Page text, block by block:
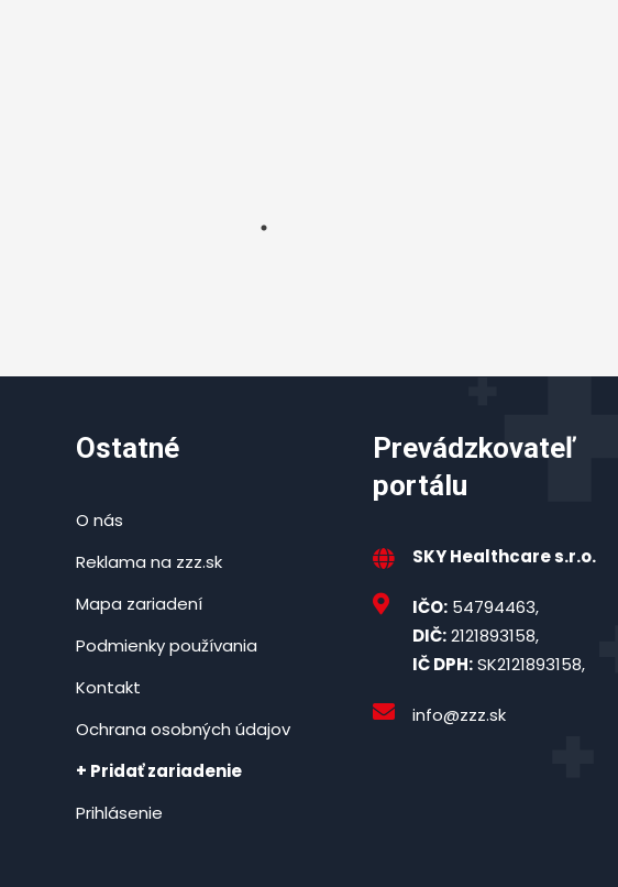
Ostatné
O nás
Reklama na zzz.sk
Mapa zariadení
Podmienky používania
Kontakt
Ochrana osobných údajov
+ Pridať zariadenie
Prihlásenie
Prevádzkovateľ
portálu
SKY Healthcare s.r.o.
IČO: 54794463,
DIČ:2121893158,
IČ DPH:SK2121893158,
info@zzz.sk